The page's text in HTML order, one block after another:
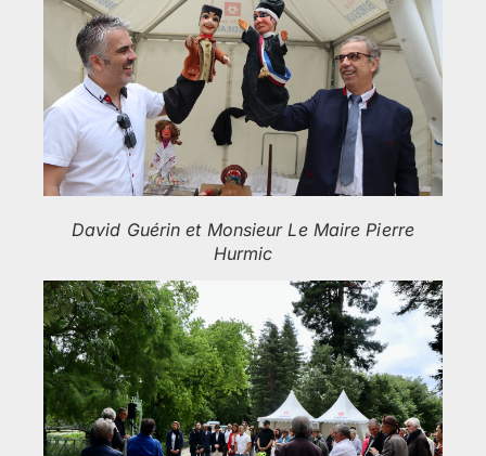
David Guérin et Monsieur Le Maire Pierre
Hurmic